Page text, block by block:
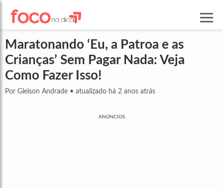
Maratonando ‘Eu, a Patroa e as
Crianças’ Sem Pagar Nada: Veja
Como Fazer Isso!
Por Gleison Andrade • atualizado há 2 anos atrás
ANÚNCIOS